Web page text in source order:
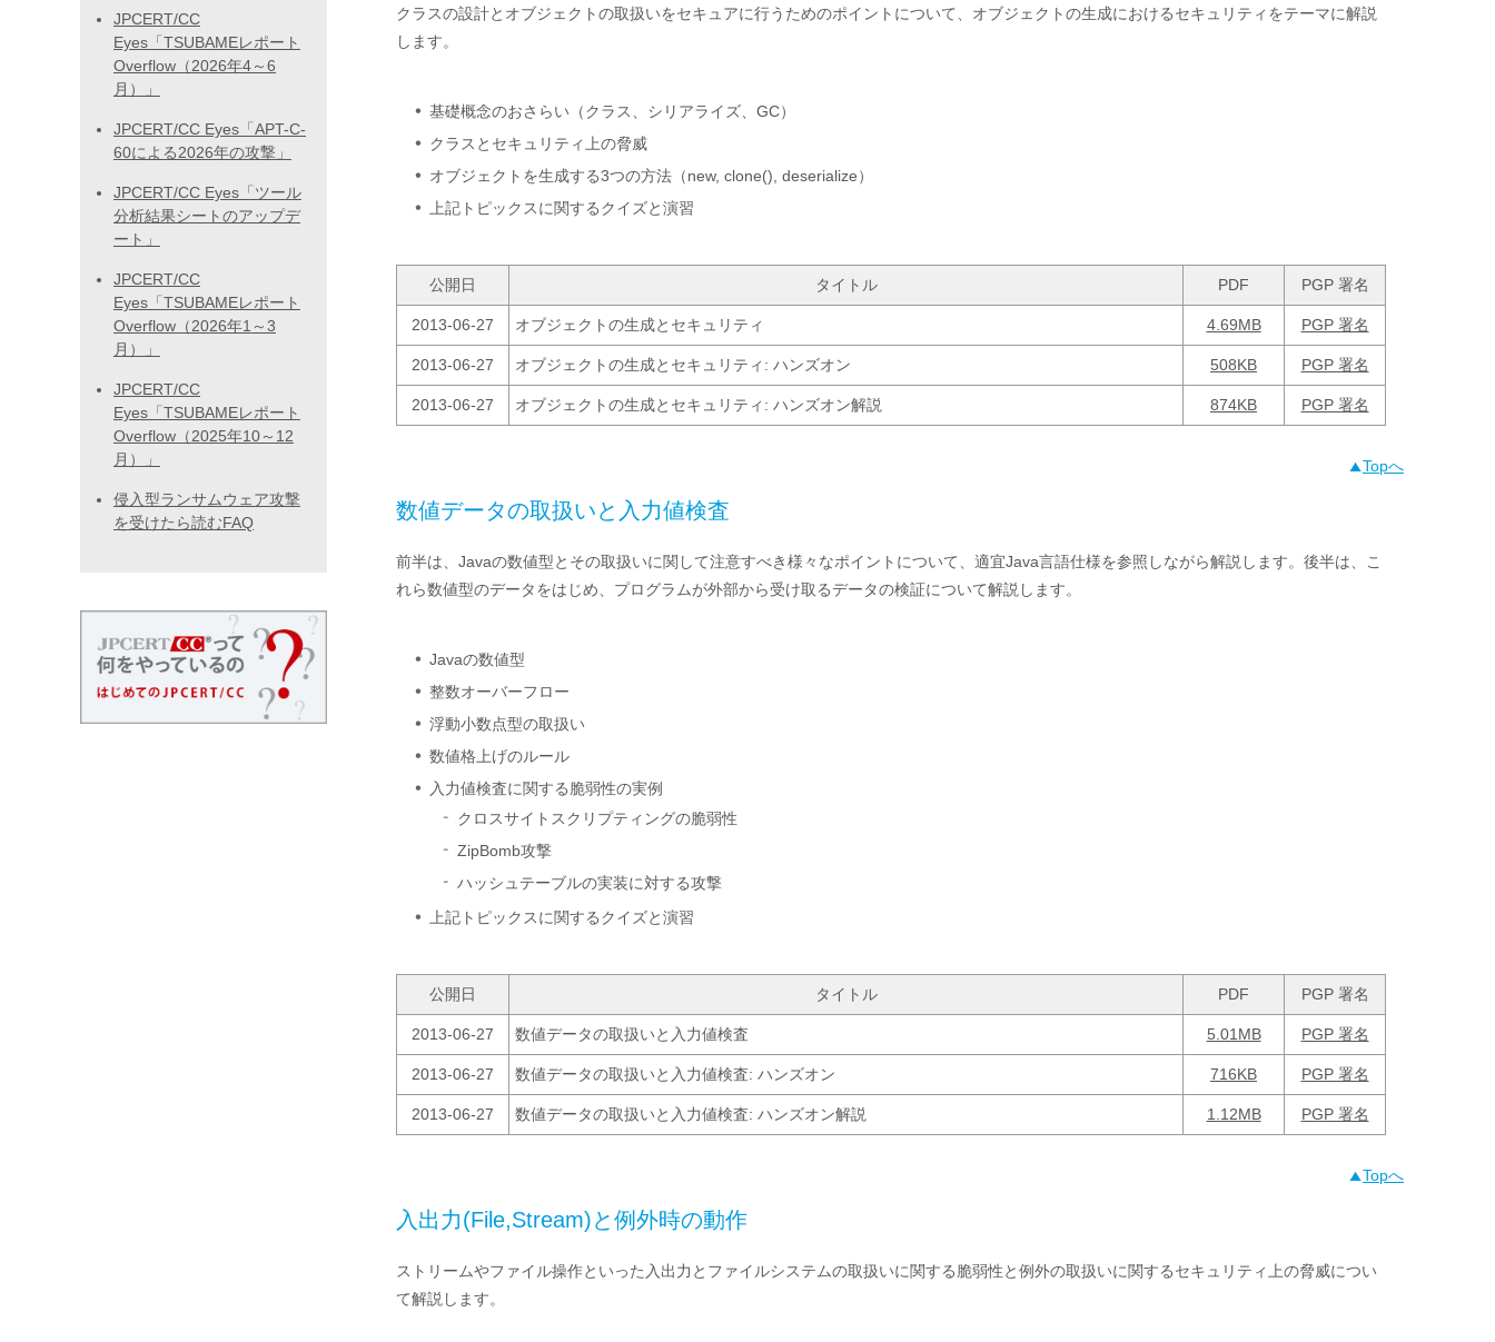
クラスの設計とオブジェクトの取扱いをセキュアに行うためのポイントについて、オブジェクトの生成におけるセキュリティをテーマに解説
します。
基礎概念のおさらい（クラス、シリアライズ、GC）
クラスとセキュリティ上の脅威
オブジェクトを生成する3つの方法（new, clone(), deserialize）
上記トピックスに関するクイズと演習
公開日 タイトル PDF PGP 署名
2013-06-27 オブジェクトの生成とセキュリティ 4.69MB PGP 署名
2013-06-27 オブジェクトの生成とセキュリティ: ハンズオン 508KB PGP 署名
2013-06-27 オブジェクトの生成とセキュリティ: ハンズオン解説 874KB PGP 署名
Topへ
数値データの取扱いと入力値検査
前半は、Javaの数値型とその取扱いに関して注意すべき様々なポイントについて、適宜Java言語仕様を参照しながら解説します。後半は、こ
れら数値型のデータをはじめ、プログラムが外部から受け取るデータの検証について解説します。
Javaの数値型
整数オーバーフロー
浮動小数点型の取扱い
数値格上げのルール
入力値検査に関する脆弱性の実例
クロスサイトスクリプティングの脆弱性
ZipBomb攻撃
ハッシュテーブルの実装に対する攻撃
上記トピックスに関するクイズと演習
公開日 タイトル PDF PGP 署名
2013-06-27 数値データの取扱いと入力値検査 5.01MB PGP 署名
2013-06-27 数値データの取扱いと入力値検査: ハンズオン 716KB PGP 署名
2013-06-27 数値データの取扱いと入力値検査: ハンズオン解説 1.12MB PGP 署名
Topへ
入出力(File,Stream)と例外時の動作
ストリームやファイル操作といった入出力とファイルシステムの取扱いに関する脆弱性と例外の取扱いに関するセキュリティ上の脅威につい
て解説します。
JPCERT/CC
Eyes「TSUBAMEレポート
Overflow（2026年4～6
月）」
JPCERT/CC Eyes「APT-C-
60による2026年の攻撃」
JPCERT/CC Eyes「ツール
分析結果シートのアップデ
ート」
JPCERT/CC
Eyes「TSUBAMEレポート
Overflow（2026年1～3
月）」
JPCERT/CC
Eyes「TSUBAMEレポート
Overflow（2025年10～12
月）」
侵入型ランサムウェア攻撃
を受けたら読むFAQ